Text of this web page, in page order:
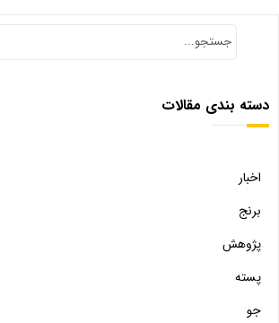
دسته بندی مقالات
اخبار
برنج
پژوهش
پسته
جو